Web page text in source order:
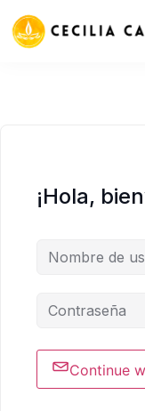
¡Hola,
Continue